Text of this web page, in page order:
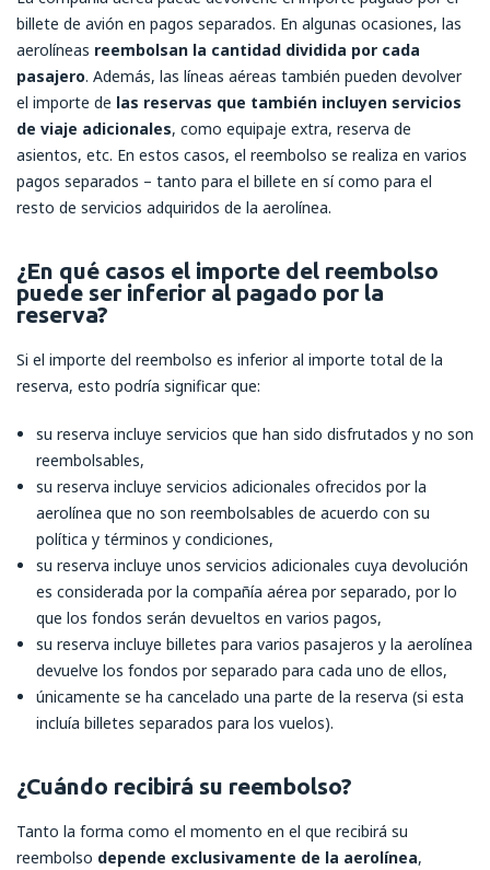
billete de avión en pagos separados. En algunas ocasiones, las
aerolíneas reembolsan la cantidad dividida por cada
pasajero. Además, las líneas aéreas también pueden devolver
el importe de las reservas que también incluyen servicios
de viaje adicionales, como equipaje extra, reserva de
asientos, etc. En estos casos, el reembolso se realiza en varios
pagos separados – tanto para el billete en sí como para el
resto de servicios adquiridos de la aerolínea.
¿En qué casos el importe del reembolso
puede ser inferior al pagado por la
reserva?
Si el importe del reembolso es inferior al importe total de la
reserva, esto podría significar que:
su reserva incluye servicios que han sido disfrutados y no son
reembolsables,
su reserva incluye servicios adicionales ofrecidos por la
aerolínea que no son reembolsables de acuerdo con su
política y términos y condiciones,
su reserva incluye unos servicios adicionales cuya devolución
es considerada por la compañía aérea por separado, por lo
que los fondos serán devueltos en varios pagos,
su reserva incluye billetes para varios pasajeros y la aerolínea
devuelve los fondos por separado para cada uno de ellos,
únicamente se ha cancelado una parte de la reserva (si esta
incluía billetes separados para los vuelos).
¿Cuándo recibirá su reembolso?
Tanto la forma como el momento en el que recibirá su
reembolso depende exclusivamente de la aerolínea,